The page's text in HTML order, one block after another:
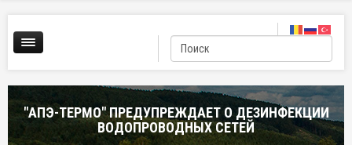
"АПЭ-ТЕРМО" ПРЕДУПРЕЖДАЕТ О ДЕЗИНФЕКЦИИ
ВОДОПРОВОДНЫХ СЕТЕЙ